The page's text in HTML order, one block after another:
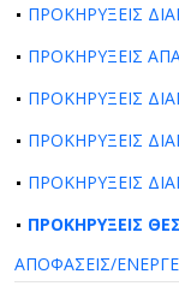
ΠΡΟΚΗΡΥΞΕΙΣ
ΠΡΟΚΗΡΥΞΕΙΣ
ΠΡΟΚΗΡΥΞΕΙΣ
ΠΡΟΚΗΡΥΞΕΙΣ
ΠΡΟΚΗΡΥΞΕΙΣ
ΠΡΟΚΗΡΥΞΕΙΣ
ΑΠΟΦΑΣΕΙΣ/